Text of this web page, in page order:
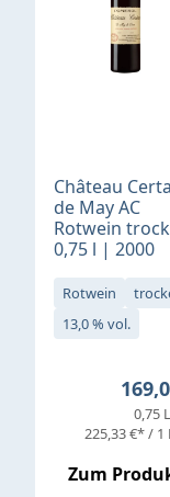
Château
de May AC
Rotwein
0,75 l | 2000
Rotwein
13,0 % vol.
0,75
225,33 €* / 1
Zum